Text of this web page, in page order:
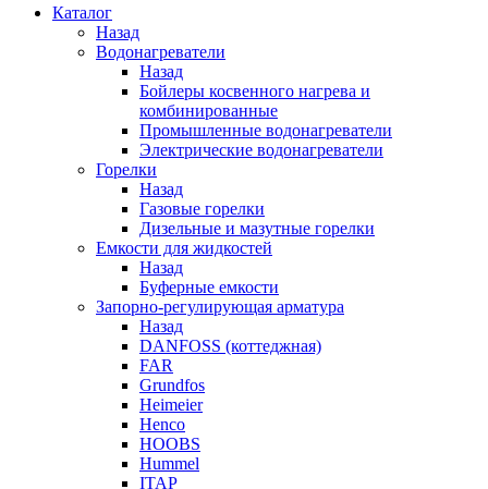
Каталог
Назад
Водонагреватели
Назад
Бойлеры косвенного нагрева и
комбинированные
Промышленные водонагреватели
Электрические водонагреватели
Горелки
Назад
Газовые горелки
Дизельные и мазутные горелки
Емкости для жидкостей
Назад
Буферные емкости
Запорно-регулирующая арматура
Назад
DANFOSS (коттеджная)
FAR
Grundfos
Heimeier
Henco
HOOBS
Hummel
ITAP